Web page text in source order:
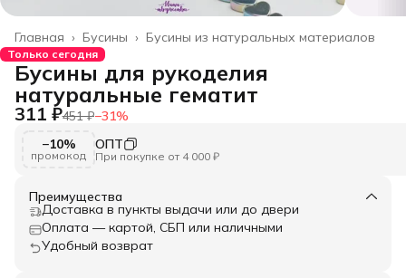
Бусины из натуральных материалов
Бусины ›
Главная ›
Только сегодня
Бусины для рукоделия
натуральные гематит
311 ₽451 ₽−31%
−10%
промокод
ОПТ
При покупке от 4 000 ₽
Преимущества
Доставка в пункты выдачи или до двери
Оплата — картой, СБП или наличными
Удобный возврат